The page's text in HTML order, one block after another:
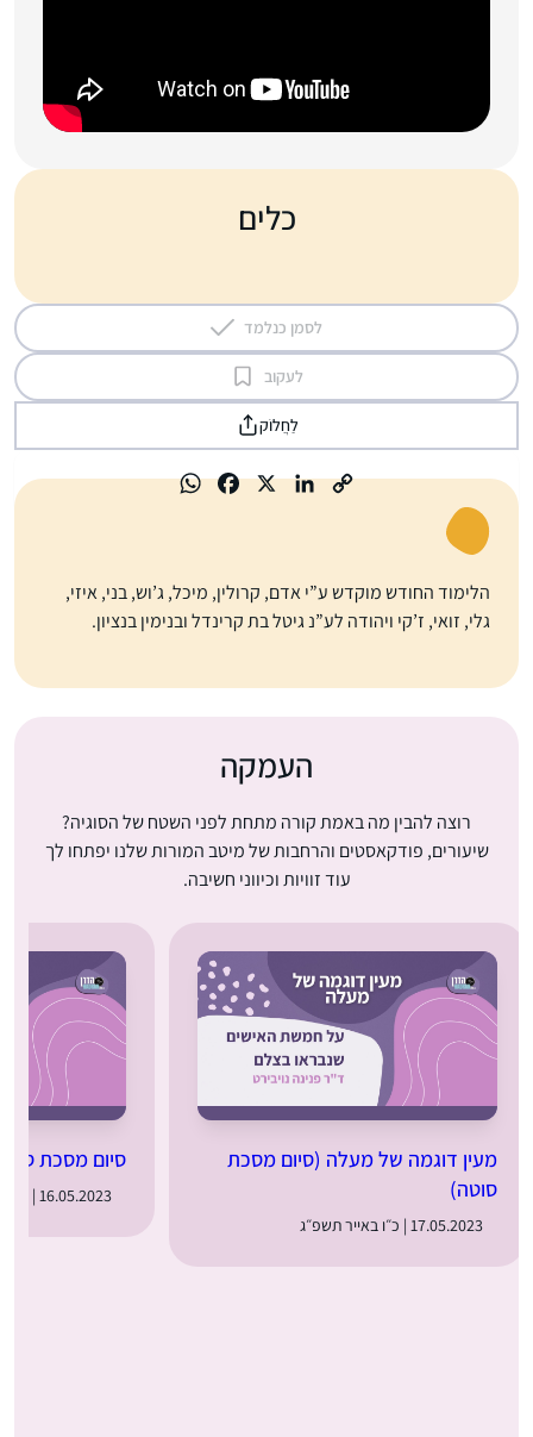
כלים
לסמן כנלמד
לעקוב
לַחֲלוֹק
הלימוד החודש מוקדש ע”י אדם, קרולין, מיכל, ג’וש, בני, איזי,
גלי, זואי, ז’קי ויהודה לע”נ גיטל בת קרינדל ובנימין בנציון.
העמקה
רוצה להבין מה באמת קורה מתחת לפני השטח של הסוגיה?
שיעורים, פודקאסטים והרחבות של מיטב המורות שלנו יפתחו לך
עוד זוויות וכיווני חשיבה.
מעין דוגמה של מעלה (סיום מסכת
סוטה)
17.05.2023 | כ״ו באייר תשפ״ג
סיום מסכת
16.05.2023 | כ״ה באייר תשפ״ג